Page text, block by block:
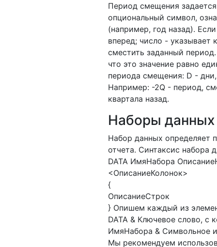
Период смещения
опциональный символ,
(например, год назад).
вперед; число - указывает
сместить заданный
что это значение равно
периода смещения: D -
Например: -2Q - период,
квартала назад.
Наборы данных
Набор данных определяет
отчета. Синтаксис набора
DATA ИмяНабора
<ОписаниеКолонок>
{
ОписаниеСтрок
} Опишем каждый из
DATA & Ключевое слово, с
ИмяНабора & Символьное
Мы рекомендуем